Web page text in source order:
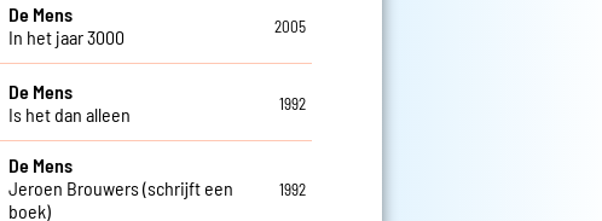
De Mens
In het jaar 3000
2005
De Mens
Is het dan alleen
1992
De Mens
Jeroen Brouwers (schrijft een
boek)
1992